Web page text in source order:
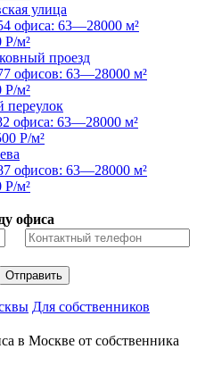
улица
офиса: 63—28000 м²
Р/м²
проезд
офисов: 63—28000 м²
Р/м²
офиса: 63—28000 м²
Р/м²
офисов: 63—28000 м²
Р/м²
офиса
Для собственников
в Москве от собственника